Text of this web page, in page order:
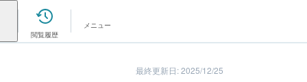
閲覧履歴
メニュー
最終更新日: 2025/12/25